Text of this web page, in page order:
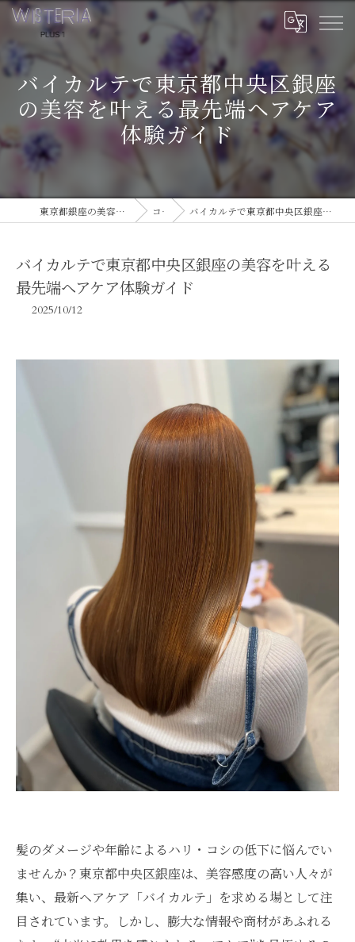
バイカルテで東京都中央区銀座
の美容を叶える最先端ヘアケア
体験ガイド
東京都銀座の美容室ならWISTERIA PLUS 1 コラム バイカルテで東京都中央区銀座の美容を叶える最先端ヘアケア体験ガイド
バイカルテで東京都中央区銀座の美容を叶える
最先端ヘアケア体験ガイド
2025/10/12
髪のダメージや年齢によるハリ・コシの低下に悩んでい
ませんか？東京都中央区銀座は、美容感度の高い人々が
集い、最新ヘアケア「バイカルテ」を求める場として注
目されています。しかし、膨大な情報や商材があふれる